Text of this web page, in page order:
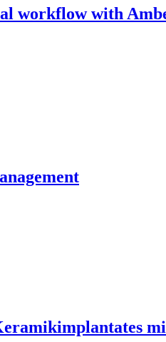
workflow with